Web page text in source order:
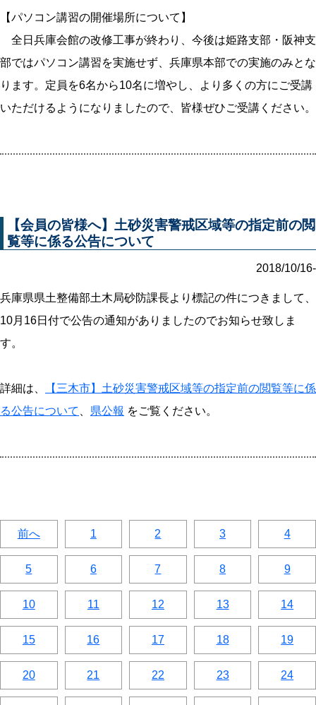
【パソコン講習の開催場所について】
全日兵庫会館の改修工事が終わり、今後は姫路支部・阪神支
部ではパソコン講習を実施せず、兵庫県本部での実施のみとな
ります。定員を6名から10名に増やし、より多くの方にご受講
いただけるようになりましたので、皆様ぜひご受講ください。
【会員の皆様へ】土砂災害警戒区域等の指定前の閲
覧等に係る公告について
2018/10/16-
兵庫県県土整備部土木局砂防課長より標記の件につきまして、
10月16日付で公告の通知がありましたのでお知らせ致しま
す。
詳細は、
【三木市】土砂災害警戒区域等の指定前の閲覧等に係
る公告について
県公報 をご覧ください。
前へ 1 2 3 4
5 6 7 8 9
10 11 12 13 14
15 16 17 18 19
20 21 22 23 24